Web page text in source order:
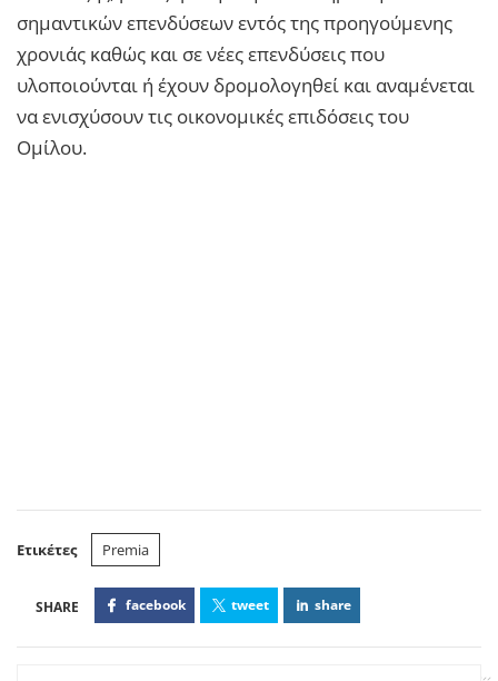
σημαντικών επενδύσεων εντός της προηγούμενης
χρονιάς καθώς και σε νέες επενδύσεις που
υλοποιούνται ή έχουν δρομολογηθεί και αναμένεται
να ενισχύσουν τις οικονομικές επιδόσεις του
Ομίλου.
Ετικέτες Premia
facebook tweet share